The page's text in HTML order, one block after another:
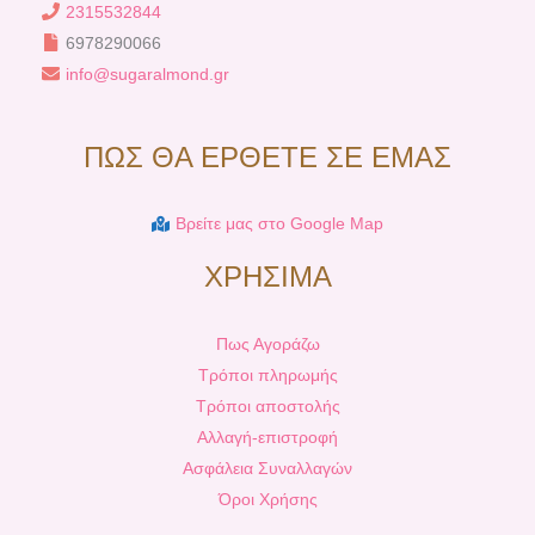
2315532844
6978290066
info@sugaralmond.gr
ΠΩΣ ΘΑ ΕΡΘΕΤΕ ΣΕ ΕΜΑΣ
Βρείτε μας στο Google Map
ΧΡΗΣΙΜΑ
Πως Αγοράζω
Τρόποι πληρωμής
Τρόποι αποστολής
Αλλαγή-επιστροφή
Ασφάλεια Συναλλαγών
Όροι Χρήσης